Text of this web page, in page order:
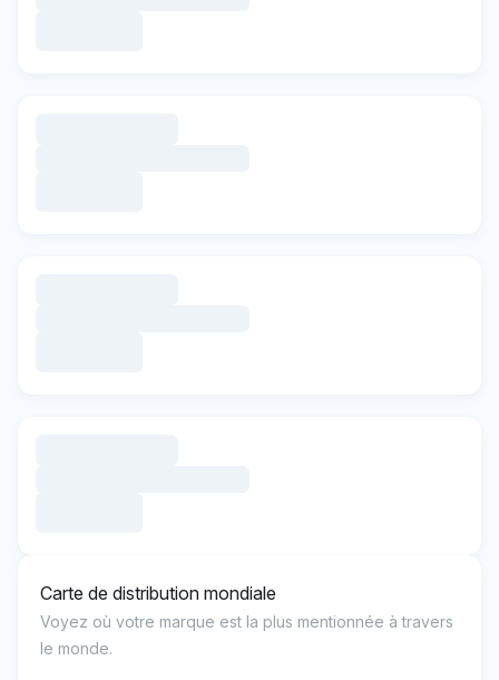
Carte de distribution mondiale
Voyez où votre marque est la plus mentionnée à travers
le monde.